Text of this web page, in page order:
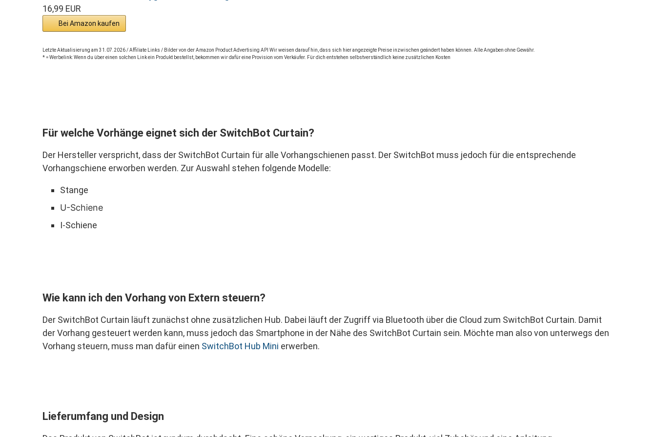
16,99 EUR
Bei Amazon kaufen
Letzte Aktualisierung am 31.07.2026 / Affiliate Links / Bilder von der Amazon Product Advertising API Wir weisen darauf hin, dass sich hier angezeigte Preise inzwischen geändert haben können. Alle Angaben ohne Gewähr.
* = Werbelink: Wenn du über einen solchen Link ein Produkt bestellst, bekommen wir dafür eine Provision vom Verkäufer. Für dich entstehen selbstverständlich keine zusätzlichen Kosten
Für welche Vorhänge eignet sich der SwitchBot Curtain?
Der Hersteller verspricht, dass der SwitchBot Curtain für alle Vorhangschienen passt. Der SwitchBot muss jedoch für die entsprechende
Vorhangschiene erworben werden. Zur Auswahl stehen folgende Modelle:
Stange
U-Schiene
I-Schiene
Wie kann ich den Vorhang von Extern steuern?
Der SwitchBot Curtain läuft zunächst ohne zusätzlichen Hub. Dabei läuft der Zugriff via Bluetooth über die Cloud zum SwitchBot Curtain. Damit
der Vorhang gesteuert werden kann, muss jedoch das Smartphone in der Nähe des SwitchBot Curtain sein. Möchte man also von unterwegs den
Vorhang steuern, muss man dafür einen SwitchBot Hub Mini erwerben.
Lieferumfang und Design